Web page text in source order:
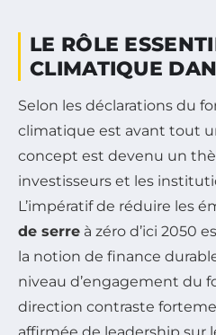
LE RÔLE
CLIMATIQUE
Selon les déclarations du
climatique est avant tout
concept est devenu un
investisseurs et les
L’impératif de réduire les
de serre à zéro d’ici 2050
la notion de finance
niveau d’engagement du
direction contraste